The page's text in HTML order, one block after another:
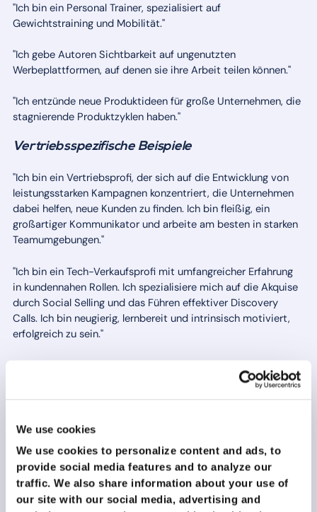
We use cookies
We use cookies to personalize content and ads, to
provide social media features and to analyze our
traffic.We also share information about your use of
our site with our social media, advertising and
"Ich bin ein Personal Trainer, spezialisiert auf
Gewichtstraining und Mobilität."
"Ich gebe Autoren Sichtbarkeit auf ungenutzten
Werbeplattformen, auf denen sie ihre Arbeit teilen können."
"Ich entzünde neue Produktideen für große Unternehmen, die
stagnierende Produktzyklen haben."
Vertriebsspezifische Beispiele
"Ich bin ein Vertriebsprofi, der sich auf die Entwicklung von
leistungsstarken Kampagnen konzentriert, die Unternehmen
dabei helfen, neue Kunden zu finden. Ich bin fleißig, ein
großartiger Kommunikator und arbeite am besten in starken
Teamumgebungen."
"Ich bin ein Tech-Verkaufsprofi mit umfangreicher Erfahrung
in kundennahen Rollen. Ich spezialisiere mich auf die Akquise
durch Social Selling und das Führen effektiver Discovery
Calls. Ich bin neugierig, lernbereit und intrinsisch motiviert,
erfolgreich zu sein."
"Ich wache jeden Morgen auf und laufe 5 km. Das liegt daran,
dass ich intrinsisch motiviert bin und volles Engagement in
"Verkaufen ist meine Leidenschaft. Ich glaube fest daran, dass
Problemen zu helfen. Ich spreche gerne mit anderen und
tauche tief in ihre Probleme ein, um Win-Win-Szenarien für
Unternehmen und Kunden zu erzeugen."